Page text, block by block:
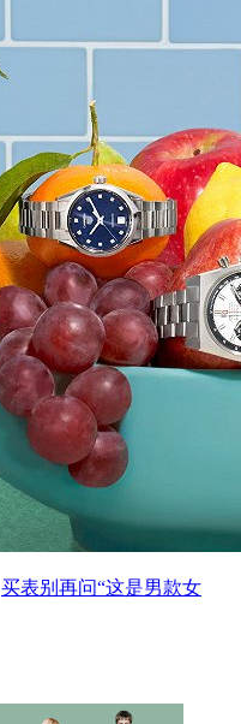
买表别再问“这是男款女